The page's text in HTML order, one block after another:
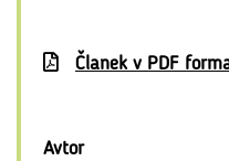
Članek v PDF
Avtor